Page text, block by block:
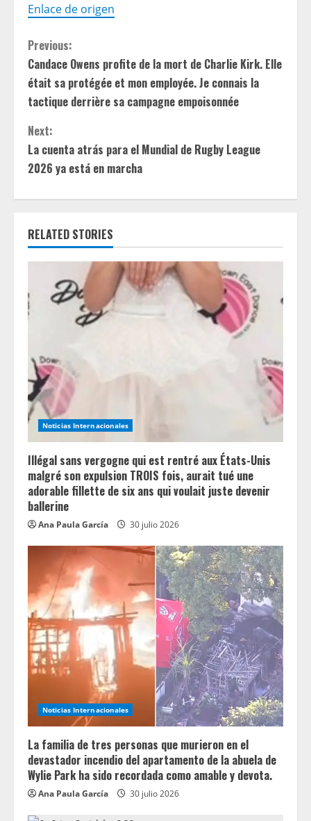
Enlace de origen
C
o
n
t
i
n
u
e
e
d
i
n
g
Previous:
Candace Owens profite de la mort de Charlie Kirk. Elle
était sa protégée et mon employée. Je connais la
tactique derrière sa campagne empoisonnée
Next:
La cuenta atrás para el Mundial de Rugby League
2026 ya está en marcha
RELATED STORIES
Noticias Internacionales
Illégal sans vergogne qui est rentré aux États-Unis
malgré son expulsion TROIS fois, aurait tué une
adorable fillette de six ans qui voulait juste devenir
ballerine
Ana Paula García 30 julio 2026
Noticias Internacionales
La familia de tres personas que murieron en el
devastador incendio del apartamento de la abuela de
Wylie Park ha sido recordada como amable y devota.
Ana Paula García 30 julio 2026